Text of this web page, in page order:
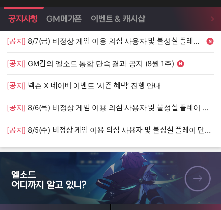
엘소드 소식
공지사항 GM메가폰 이벤트 & 캐시샵
[공지] 8/7(금) 비정상 게임 이용 의심 사용자 및 불성실 플레이 단속 안내
[공지] GM캅의 엘소드 통합 단속 결과 공지 (8월 1주)
[공지] 넥슨 X 네이버 이벤트 ‘시즌 혜택’ 진행 안내
[공지] 8/6(목) 비정상 게임 이용 의심 사용자 및 불성실 플레이 단속 안내
[공지] 8/5(수) 비정상 게임 이용 의심 사용자 및 불성실 플레이 단속 안내
엘소드 어디까지 알고 있니?